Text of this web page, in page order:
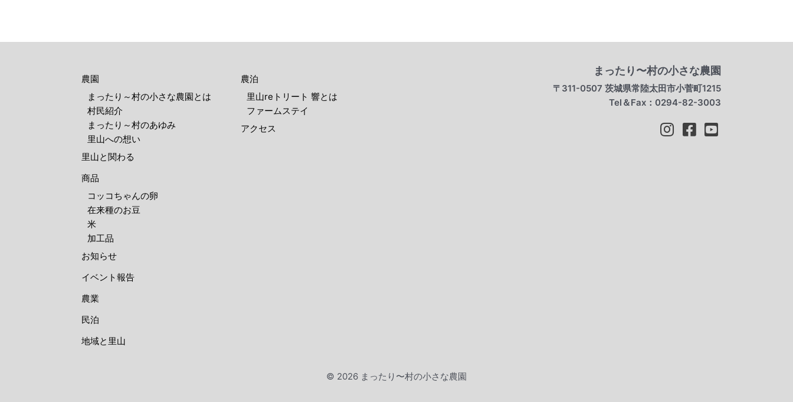
農園
まったり～村の小さな農園とは
村民紹介
まったり～村のあゆみ
里山への想い
里山と関わる
商品
コッコちゃんの卵
在来種のお豆
米
加工品
お知らせ
イベント報告
農業
民泊
地域と里山
農泊
里山reトリート 響とは
ファームステイ
アクセス
まったり〜村の小さな農園
〒311-0507 茨城県常陸太田市小菅町1215
Tel＆Fax：0294-82-3003
© 2026 まったり〜村の小さな農園